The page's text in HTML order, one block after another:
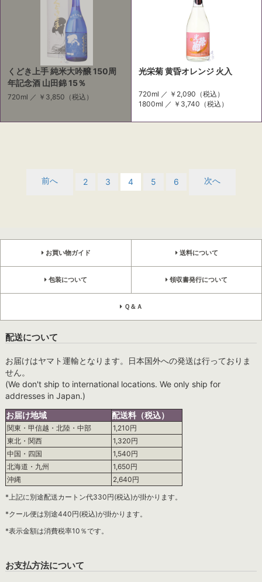
くどき上手 純米大吟醸 150周
年記念酒 山田錦 15％
720ml ／ ￥3,850 （税込）
光栄菊 黄昏オレンジ 火入
720ml ／ ￥2,090 （税込）
1800ml ／ ￥3,740 （税込）
前へ 2 3 4 5 6 次へ
お買い物ガイド 送料について
包装について 領収書発行について
Ｑ＆Ａ
配送について
お届けはヤマト運輸となります。日本国外への発送は行っておりま
せん。
(We don't ship to international locations. We only ship for
addresses in Japan.)
お届け地域
配送料（税込）
関東・甲信越・北陸・中部
1,210円
東北・関西
1,320円
中国・四国
1,540円
北海道・九州
1,650円
沖縄
2,640円
*上記に別途配送カートン代330円(税込)が掛かります。
*クール便は別途440円(税込)が掛かります。
*表示金額は消費税率10％です。
お支払方法について